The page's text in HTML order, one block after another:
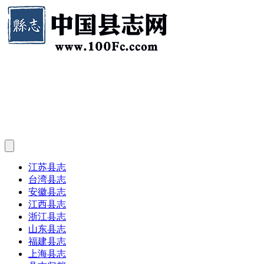
江苏县志
台湾县志
安徽县志
江西县志
浙江县志
山东县志
福建县志
上海县志